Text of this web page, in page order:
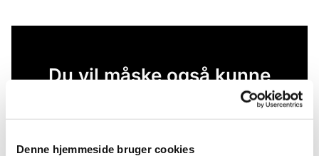
Denne hjemmeside bruger cookies
Du vil måske også kunne